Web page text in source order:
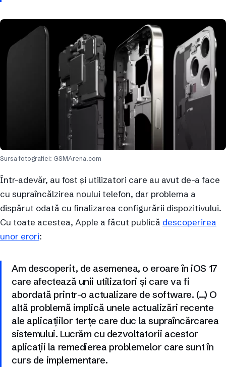
Sursa fotografiei: GSMArena.com
Într-adevăr, au fost și utilizatori care au avut de-a face
cu supraîncălzirea noului telefon, dar problema a
dispărut odată cu finalizarea configurării dispozitivului.
Cu toate acestea, Apple a făcut publică descoperirea
unor erori:
Am descoperit, de asemenea, o eroare în iOS 17
care afectează unii utilizatori și care va fi
abordată printr-o actualizare de software. (…) O
altă problemă implică unele actualizări recente
ale aplicațiilor terțe care duc la supraîncărcarea
sistemului. Lucrăm cu dezvoltatorii acestor
aplicații la remedierea problemelor care sunt în
curs de implementare.